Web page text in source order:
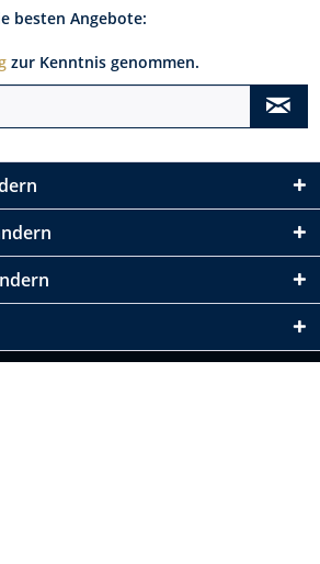
besten Angebote:
zur Kenntnis genommen.